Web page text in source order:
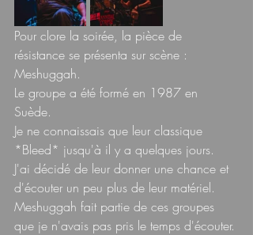
Pour clore la soirée, la pièce de
résistance se présenta sur scène :
Meshuggah.
Le groupe a été formé en 1987 en
Suède.
Je ne connaissais que leur classique
*Bleed* jusqu'à il y a quelques jours.
J'ai décidé de leur donner une chance et
d'écouter un peu plus de leur matériel.
Meshuggah fait partie de ces groupes
que je n'avais pas pris le temps d'écouter.